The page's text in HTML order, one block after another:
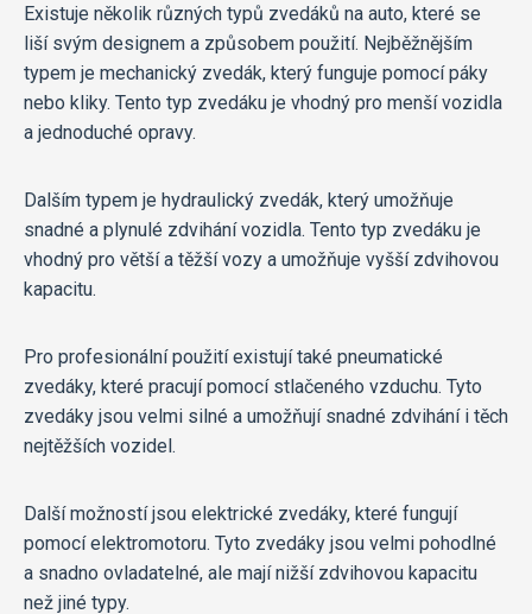
Existuje několik různých typů zvedáků na auto, které se
liší svým designem a způsobem použití. Nejběžnějším
typem je mechanický zvedák, který funguje pomocí páky
nebo kliky. Tento typ zvedáku je vhodný pro menší vozidla
a jednoduché opravy.
Dalším typem je hydraulický zvedák, který umožňuje
snadné a plynulé zdvihání vozidla. Tento typ zvedáku je
vhodný pro větší a těžší vozy a umožňuje vyšší zdvihovou
kapacitu.
Pro profesionální použití existují také pneumatické
zvedáky, které pracují pomocí stlačeného vzduchu. Tyto
zvedáky jsou velmi silné a umožňují snadné zdvihání i těch
nejtěžších vozidel.
Další možností jsou elektrické zvedáky, které fungují
pomocí elektromotoru. Tyto zvedáky jsou velmi pohodlné
a snadno ovladatelné, ale mají nižší zdvihovou kapacitu
než jiné typy.